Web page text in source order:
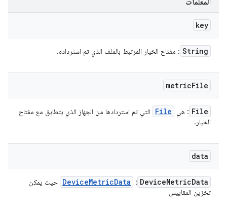
المعلَمات
key
String : مفتاح الخيار المرتبط بالملف الذي تم استرداده.
metricFile
File : هي File
التي تم استردادها من الجهاز الذي يتطابق مع مفتاح
الخيار.
data
DeviceMetricData
:
DeviceMetricData
حيث يمكن
تخزين المقاييس